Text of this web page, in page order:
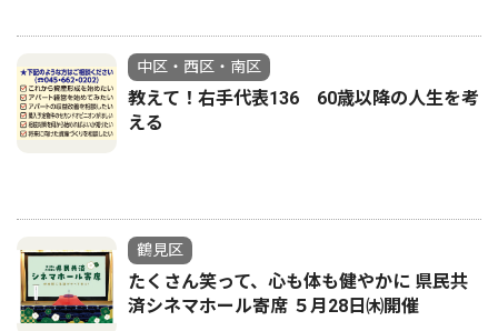
中区・西区・南区
教えて！右手代表136 60歳以降の人生を考
える
鶴見区
たくさん笑って、心も体も健やかに 県民共
済シネマホール寄席 ５月28日㈭開催